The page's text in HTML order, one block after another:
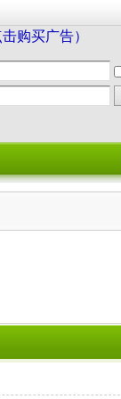
购买广告）